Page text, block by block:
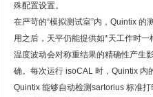
殊配置设置。
在严苛的“模拟测试室”内，Quintix
用之后，天平仍能提供如*天工作时一
温度波动会对称重结果的精确性产生
确。每次运行 isoCAL 时，Quintix 内
Quintix 能够自动检测sartorius 标准